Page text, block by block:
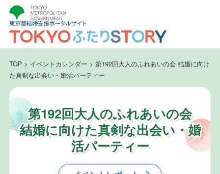
TOP > イベントカレンダー > 第192回大人のふれあいの会 結婚に向け
た真剣な出会い・婚活パーティー
第192回大人のふれあいの会
結婚に向けた真剣な出会い・婚
活パーティー